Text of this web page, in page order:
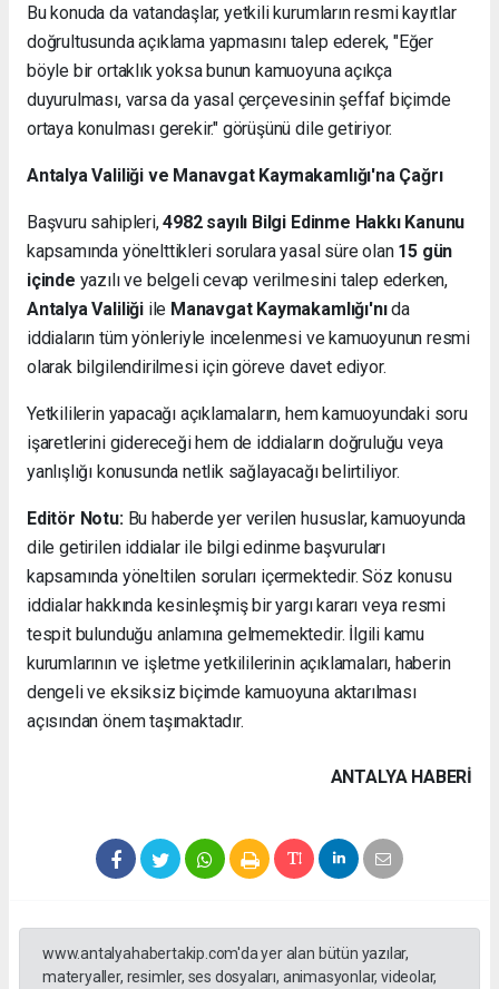
Bu konuda da vatandaşlar, yetkili kurumların resmi kayıtlar
doğrultusunda açıklama yapmasını talep ederek, "Eğer
böyle bir ortaklık yoksa bunun kamuoyuna açıkça
duyurulması, varsa da yasal çerçevesinin şeffaf biçimde
ortaya konulması gerekir." görüşünü dile getiriyor.
Antalya Valiliği ve Manavgat Kaymakamlığı'na Çağrı
Başvuru sahipleri,4982 sayılı Bilgi Edinme Hakkı Kanunu
kapsamında yönelttikleri sorulara yasal süre olan 15 gün
içinde yazılı ve belgeli cevap verilmesini talep ederken,
Antalya Valiliğiile Manavgat Kaymakamlığı'nıda
iddiaların tüm yönleriyle incelenmesi ve kamuoyunun resmi
olarak bilgilendirilmesi için göreve davet ediyor.
Yetkililerin yapacağı açıklamaların, hem kamuoyundaki soru
işaretlerini gidereceği hem de iddiaların doğruluğu veya
yanlışlığı konusunda netlik sağlayacağı belirtiliyor.
Editör Notu:Bu haberde yer verilen hususlar, kamuoyunda
dile getirilen iddialar ile bilgi edinme başvuruları
kapsamında yöneltilen soruları içermektedir. Söz konusu
iddialar hakkında kesinleşmiş bir yargı kararı veya resmi
tespit bulunduğu anlamına gelmemektedir. İlgili kamu
kurumlarının ve işletme yetkililerinin açıklamaları, haberin
dengeli ve eksiksiz biçimde kamuoyuna aktarılması
açısından önem taşımaktadır.
ANTALYA HABERİ
www.antalyahabertakip.com'da yer alan bütün yazılar,
materyaller, resimler, ses dosyaları, animasyonlar, videolar,